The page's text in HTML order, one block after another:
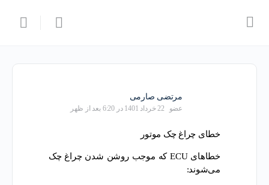
مرتضی صارمی
عضو 22 خرداد 1401 در 6:20 بعد از ظهر
خطای چراغ چک موتور
خطا‌های ECU که موجب روشن شدن چراغ چک
می‌شوند: